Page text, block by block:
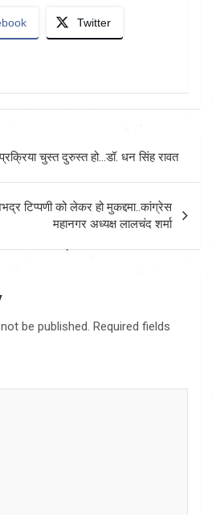
Twitter
चुस्त दुरुस्त हो…डॉ. धन सिंह रावत
टिप्पणी को लेकर हो मुकद्दमा..कांग्रेस
महानगर अध्यक्ष लालचंद शर्मा
be published. Required fields